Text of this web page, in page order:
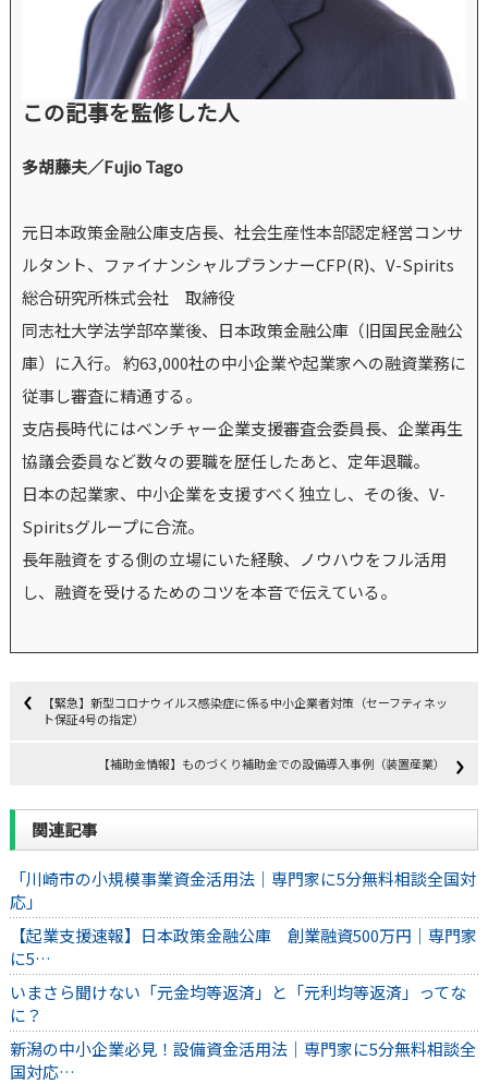
この記事を監修した人
多胡藤夫／Fujio Tago
元日本政策金融公庫支店長、社会生産性本部認定経営コンサ
ルタント、ファイナンシャルプランナーCFP(R)、V-Spirits
総合研究所株式会社 取締役
同志社大学法学部卒業後、日本政策金融公庫（旧国民金融公
庫）に入行。 約63,000社の中小企業や起業家への融資業務に
従事し審査に精通する。
支店長時代にはベンチャー企業支援審査会委員長、企業再生
協議会委員など数々の要職を歴任したあと、定年退職。
日本の起業家、中小企業を支援すべく独立し、その後、V-
Spiritsグループに合流。
長年融資をする側の立場にいた経験、ノウハウをフル活用
し、融資を受けるためのコツを本音で伝えている。
【緊急】新型コロナウイルス感染症に係る中小企業者対策（セーフティネッ
ト保証4号の指定）
【補助金情報】ものづくり補助金での設備導入事例（装置産業）
関連記事
「川崎市の小規模事業資金活用法｜専門家に5分無料相談全国対
応」
【起業支援速報】日本政策金融公庫 創業融資500万円｜専門家
に5…
いまさら聞けない「元金均等返済」と「元利均等返済」ってな
に？
新潟の中小企業必見！設備資金活用法｜専門家に5分無料相談全
国対応…